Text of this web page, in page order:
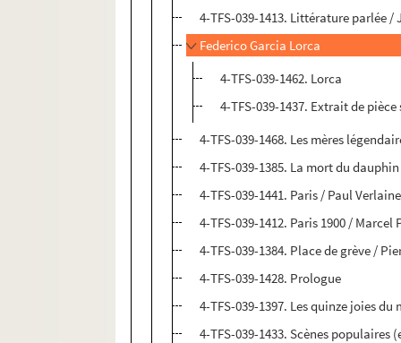
4-TFS-039-1413. Littérature parlée /
Federico Garcia Lorca
4-TFS-039-1462. Lorca
4-TFS-039-1437. Extrait de
4-TFS-039-1468. Les mères
4-TFS-039-1385. La mort du
4-TFS-039-1441. Paris / Paul Verlaine
4-TFS-039-1412. Paris 1900 / Marcel
4-TFS-039-1384. Place de grève /
4-TFS-039-1428. Prologue
4-TFS-039-1397. Les quinze joies du
4-TFS-039-1433. Scènes